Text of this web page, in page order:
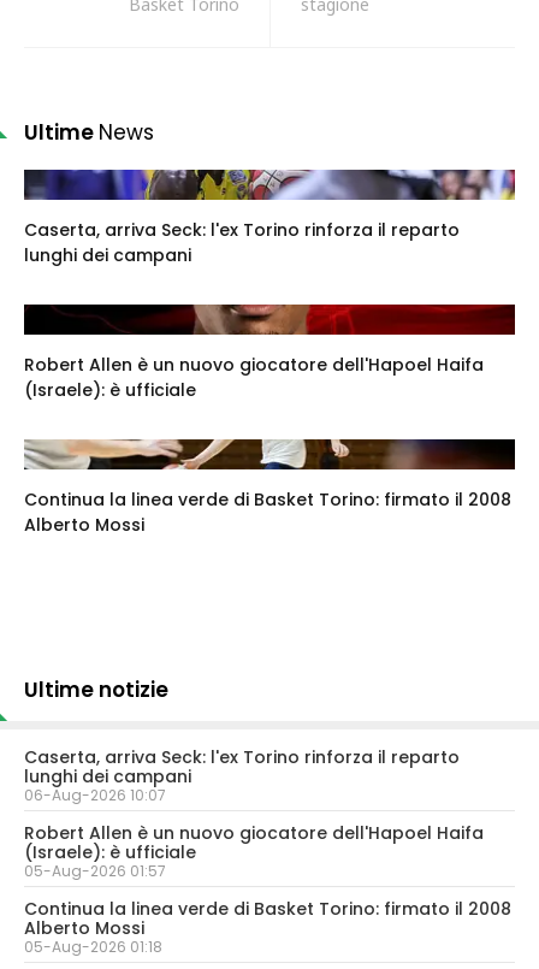
Basket Torino stagione
Ultime News
Caserta, arriva Seck: l'ex Torino rinforza il reparto
lunghi dei campani
Robert Allen è un nuovo giocatore dell'Hapoel Haifa
(Israele): è ufficiale
Continua la linea verde di Basket Torino: firmato il 2008
Alberto Mossi
Ultime notizie
Caserta, arriva Seck: l'ex Torino rinforza il reparto
lunghi dei campani
06-Aug-2026 10:07
Robert Allen è un nuovo giocatore dell'Hapoel Haifa
(Israele): è ufficiale
05-Aug-2026 01:57
Continua la linea verde di Basket Torino: firmato il 2008
Alberto Mossi
05-Aug-2026 01:18